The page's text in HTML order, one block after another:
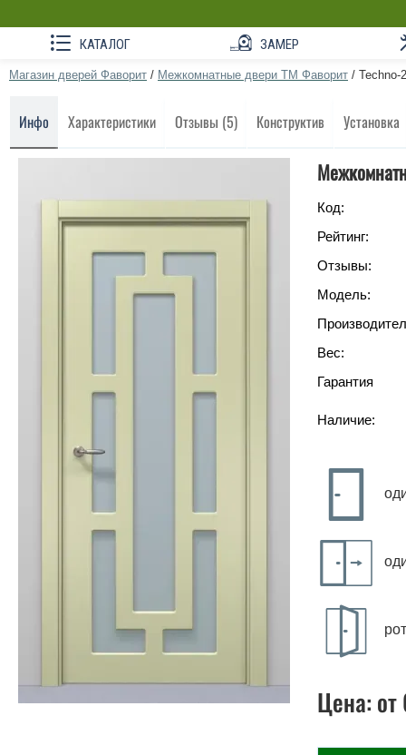
КАТАЛОГ ЗАМЕР
Магазин дверей Фаворит / Межкомнатные двери ТМ Фаворит / Techno-
Инфо Характеристики Отзывы (5) Конструктив Установка
Код:
Рейтинг:
Отзывы:
Модель:
Вес:
Гарантия
Наличие:
Цена: